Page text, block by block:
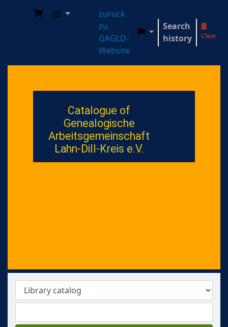
Genealogische Arbeitsgemeinschaft Lahn-
zurück
zu
GAGLD-
Website
Search
history
Clear
Catalogue of
Genealogische
Arbeitsgemeinschaft
Lahn-Dill-Kreis e.V.